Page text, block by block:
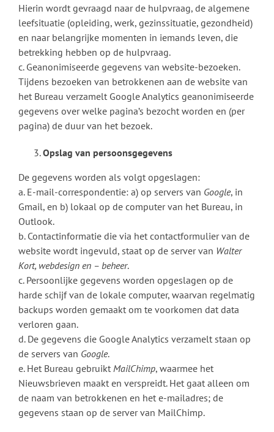
Hierin wordt gevraagd naar de hulpvraag, de algemene
leefsituatie (opleiding, werk, gezinssituatie, gezondheid)
en naar belangrijke momenten in iemands leven, die
betrekking hebben op de hulpvraag.
c. Geanonimiseerde gegevens van website-bezoeken.
Tijdens bezoeken van betrokkenen aan de website van
het Bureau verzamelt Google Analytics geanonimiseerde
gegevens over welke pagina’s bezocht worden en (per
pagina) de duur van het bezoek.
Opslag van persoonsgegevens
De gegevens worden als volgt opgeslagen:
a. E-mail-correspondentie: a) op servers van Google, in
Gmail, en b) lokaal op de computer van het Bureau, in
Outlook.
b. Contactinformatie die via het contactformulier van de
website wordt ingevuld, staat op de server van Walter
Kort, webdesign en – beheer.
c. Persoonlijke gegevens worden opgeslagen op de
harde schijf van de lokale computer, waarvan regelmatig
backups worden gemaakt om te voorkomen dat data
verloren gaan.
d. De gegevens die Google Analytics verzamelt staan op
de servers van Google.
e. Het Bureau gebruikt MailChimp, waarmee het
Nieuwsbrieven maakt en verspreidt. Het gaat alleen om
de naam van betrokkenen en het e-mailadres; de
gegevens staan op de server van MailChimp.